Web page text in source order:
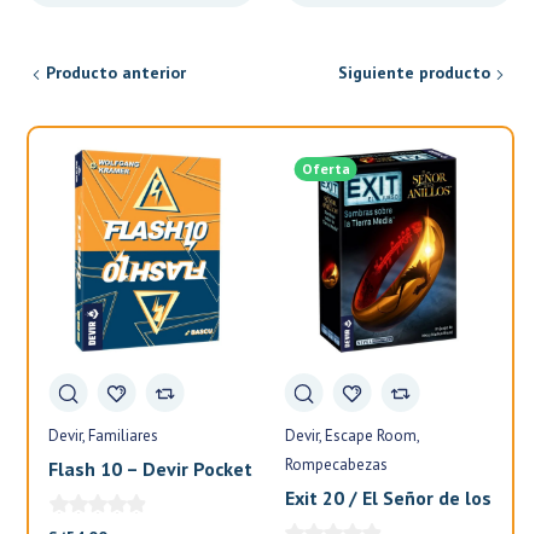
Producto anterior Siguiente producto
Devir Familiares
Flash 10 – Devir Pocket
Oferta
Devir Escape Room
Rompecabezas
Exit 20 / El Señor de los